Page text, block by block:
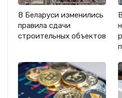
В Беларуси изменились
правила сдачи
строительных объектов